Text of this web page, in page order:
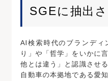
SGEに抽出
AI検索時代のブランディ
り」や「哲学」をいかに
他とは違う」と認識させ
自動車の本拠地である愛